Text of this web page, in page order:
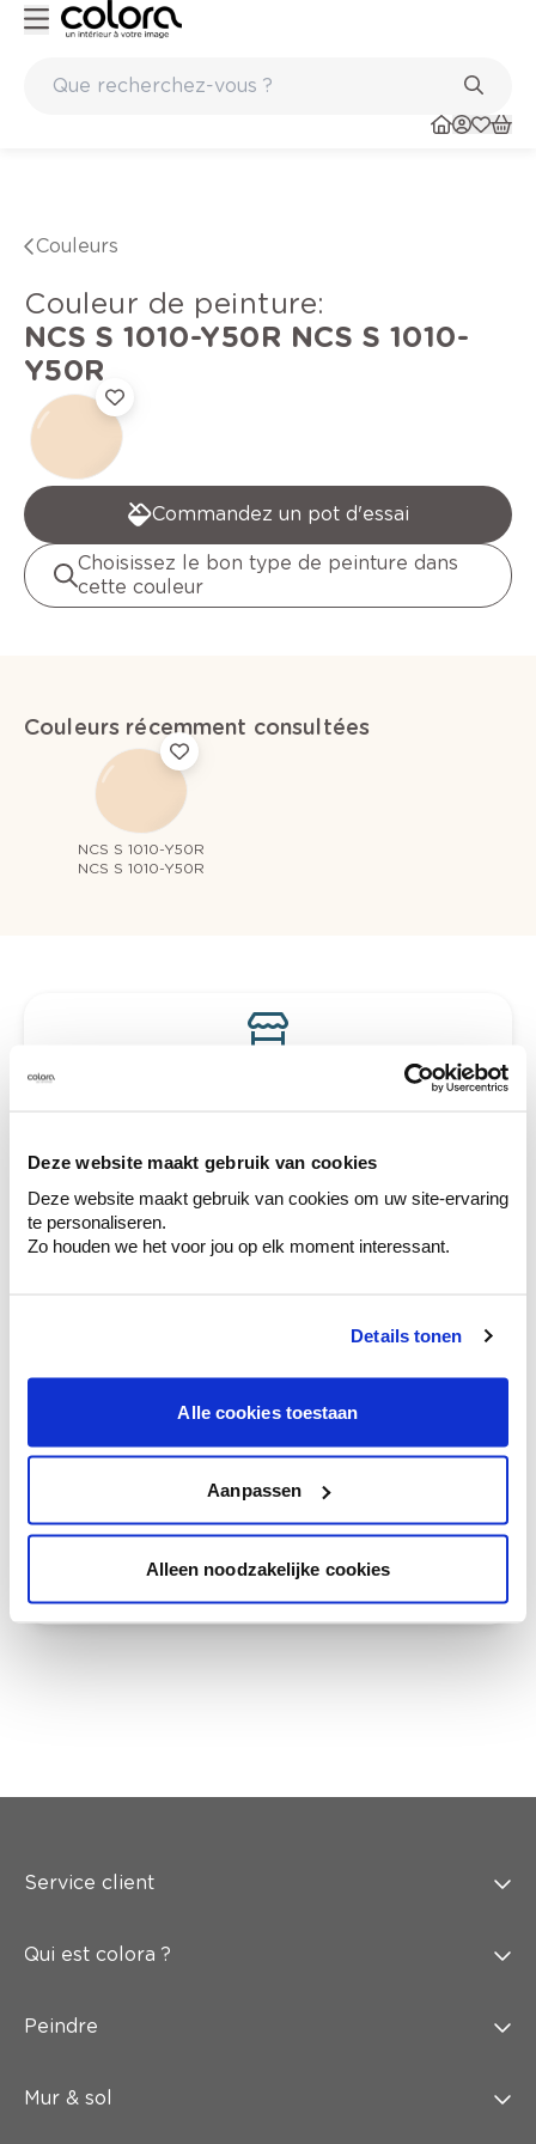
Deze website maakt gebruik van cookies
Deze website maakt gebruik van cookies om uw site-ervaring
te personaliseren.
Zo houden we het voor jou op elk moment interessant.
Details tonen
Alle cookies toestaan
Aanpassen
Alleen noodzakelijke cookies
Couleurs
Couleur de peinture:
NCS S 1010-Y50R NCS S 1010-
Y50R
Commandez un pot d'essai
Choisissez le bon type de peinture dans
cette couleur
Couleurs récemment consultées
NCS S 1010-Y50R
NCS S 1010-Y50R
Voyez votre couleur en magasin
Découvrez des échantillons de votre
Voyez les nuances assorties pour affiner
Obtenez des conseils personnalisés sur la
combinaison de couleurs.
Faites le tour de vos pièces avec l'expert
Obtenez un conseil couleur en fonction de
l'éclairage et de votre mobilier.
Service client
Qui est colora ?
Peindre
Mur & sol